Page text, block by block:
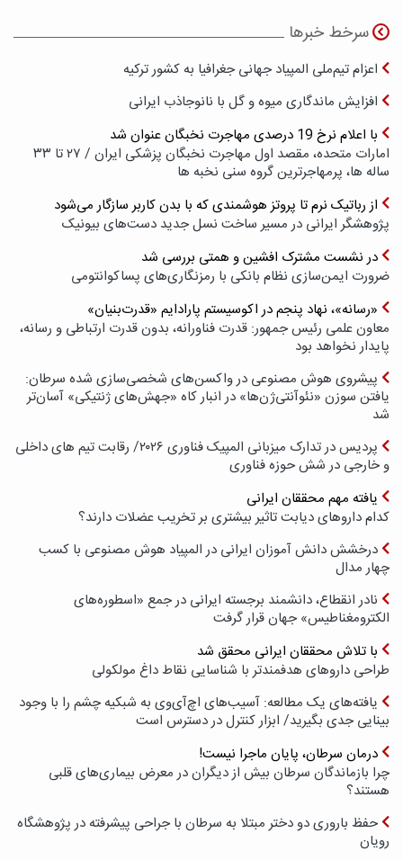
سرخط خبرها
اعزام تیم‌ملی المپیاد جهانی جغرافیا به کشور ترکیه
افزایش ماندگاری میوه و گل با نانوجاذب ایرانی
با اعلام نرخ 19 درصدی مهاجرت نخبگان عنوان شد
امارات متحده، مقصد اول مهاجرت نخبگان پزشکی ایران / ۲۷ تا ۳۳
ساله ها، پرمهاجرترین گروه سنی نخبه ها
از رباتیک نرم تا پروتز هوشمندی که با بدن کاربر سازگار می‌شود
پژوهشگر ایرانی در مسیر ساخت نسل جدید دست‌های بیونیک
در نشست مشترک افشین و همتی بررسی شد
ضرورت ایمن‌سازی نظام بانکی با رمزنگاری‌های پسا‌کوانتومی
«رسانه»، نهاد پنجم در اکوسیستم پارادایم «قدرت‌بنیان»
معاون علمی رئیس جمهور: قدرت فناورانه، بدون قدرت ارتباطی و رسانه،
پایدار نخواهد بود
پیشروی هوش مصنوعی در واکسن‌های شخصی‌سازی شده سرطان:
یافتن سوزن «نئوآنتی‌ژن‌ها» در انبار کاه «جهش‌های ژنتیکی» آسان‌تر
شد
پردیس در تدارک میزبانی المپیک فناوری ۲۰۲۶/ رقابت تیم های داخلی
و خارجی در شش حوزه فناوری
یافته مهم محققان ایرانی
کدام داروهای دیابت تاثیر بیشتری بر تخریب عضلات دارند؟
درخشش دانش آموزان ایرانی در المپیاد هوش مصنوعی با کسب
چهار مدال
نادر انقطاع، دانشمند برجسته ایرانی در جمع «اسطوره‌های
الکترومغناطیس» جهان قرار گرفت
با تلاش محققان ایرانی محقق شد
طراحی داروهای هدفمندتر با شناسایی نقاط داغ مولکولی
یافته‌های یک مطالعه: آسیب‌های اچ‌آی‌وی به شبکیه چشم را با وجود
بینایی جدی بگیرید/ ابزار کنترل در دسترس است
درمان سرطان، پایان ماجرا نیست!
چرا بازماندگان سرطان بیش از دیگران در معرض بیماری‌های قلبی
هستند؟
حفظ باروری دو دختر مبتلا به سرطان با جراحی پیشرفته در پژوهشگاه
رویان